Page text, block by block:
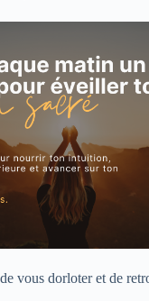
vous dorloter et de